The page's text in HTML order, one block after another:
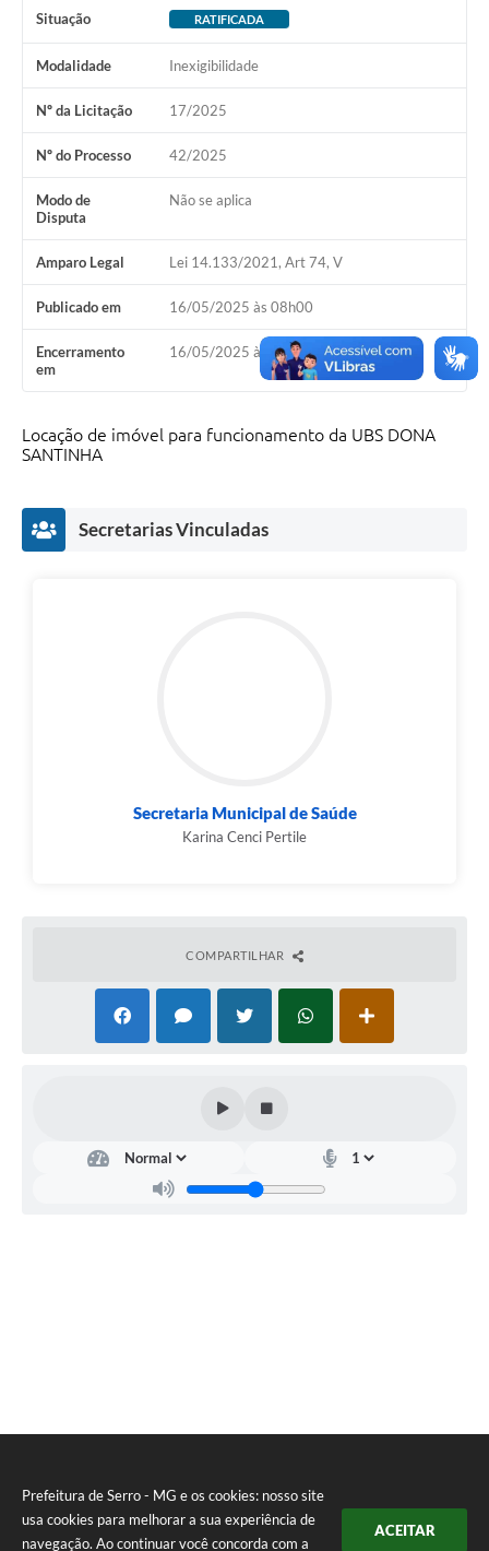
Prefeitura de Serro - MG e os cookies: nosso site
usa cookies para melhorar a sua experiência de
navegação. Ao continuar você concorda com a
ACEITAR
Lei Paulo Gustavo
Turismo
Horário - Linhas Municipais de Coletivos
Lei Aldir Blanc
Carta de Serviços
Arquivos para Download
FAQ
Covid -19 em Serro
Contratos, Convênios e Publicações MROSC
Radar da Transparência Pública
Listagem de Contribuintes Inscritos na Dívida Ativa do
Situação RATIFICADA
Modalidade Inexigibilidade
Nº da Licitação 17/2025
Nº do Processo 42/2025
Modo de
Disputa
Não se aplica
Amparo Legal Lei 14.133/2021, Art 74, V
Publicado em 16/05/2025 às 08h00
Encerramento
em
16/05/2025 às 15h00
Locação de imóvel para funcionamento da UBS DONA
SANTINHA
Secretarias Vinculadas
Secretaria Municipal de Saúde
Karina Cenci Pertile
COMPARTILHAR